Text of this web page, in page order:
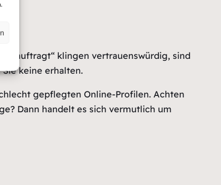
beauftragt“ klingen vertrauenswürdig, sind
keine erhalten.
gepflegten Online-Profilen. Achten
Dann handelt es sich vermutlich um